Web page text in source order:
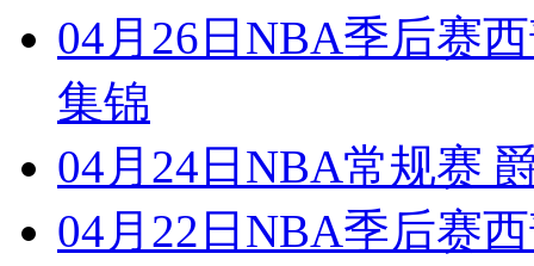
04月26日NBA季后赛
集锦
04月24日NBA常规赛
04月22日NBA季后赛